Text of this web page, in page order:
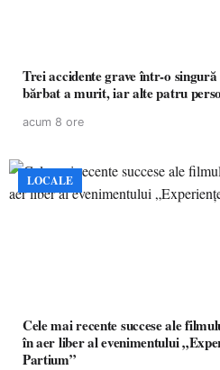
Trei accidente grave într-o
bărbat a murit, iar alte patru
acum 8 ore
LOCALE
Cele mai recente succese ale
în aer liber al evenimentului
Partium”